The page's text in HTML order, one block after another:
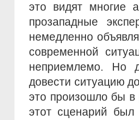
это видят многие
прозападные
немедленно
современной
неприемлемо. Но
довести ситуацию
это произошло бы в
этот сценарий был